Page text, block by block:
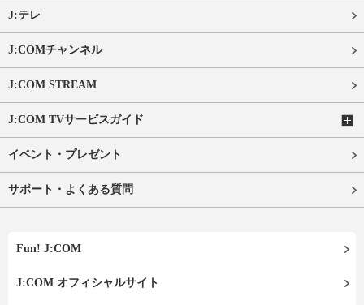
J:テレ
J:COMチャンネル
J:COM STREAM
J:COM TVサービスガイド
イベント・プレゼント
サポート・よくある質問
Fun! J:COM
J:COM オフィシャルサイト